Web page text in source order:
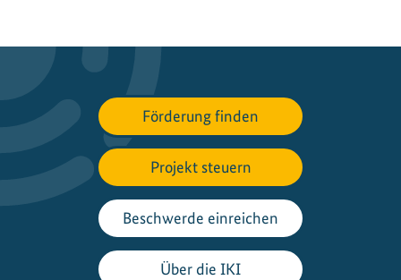
Förderung finden
Projekt steuern
Beschwerde einreichen
Über die IKI